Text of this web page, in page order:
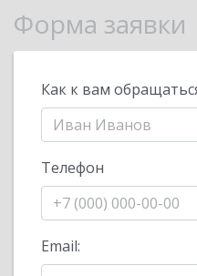
Форма заявки
Как к вам
Телефон
Email: